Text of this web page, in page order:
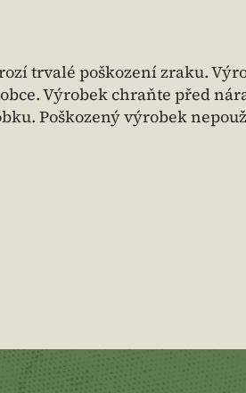
trvalé poškození zraku.
Výrobek chraňte před
Poškozený výrobek